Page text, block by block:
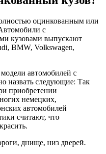
оцинкованным или
с
кузовами выпускают
BMW, Volkswagen,
автомобилей с
назвать следующие: Так
приобретении
немецких,
автомобилей
считают, что
днище, низ дверей.